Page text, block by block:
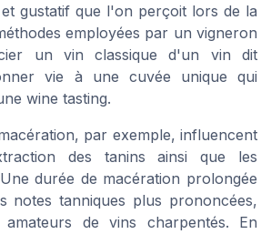
gustatif que l'on perçoit lors de la
employées par un vigneron
un vin classique d'un vin dit
vie à une cuvée unique qui
wine tasting.
par exemple, influencent
des tanins ainsi que les
durée de macération prolongée
notes tanniques plus prononcées,
de vins charpentés. En